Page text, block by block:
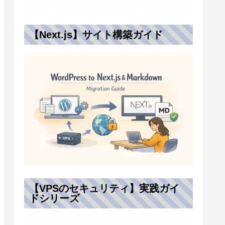
【Next.js】サイト構築ガイド
【VPSのセキュリティ】実践ガイ
ドシリーズ